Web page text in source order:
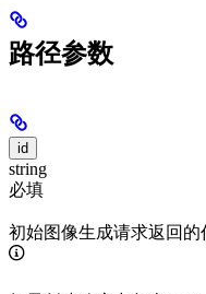
路径参数
id
string
必填
初始图像生成请求返回的